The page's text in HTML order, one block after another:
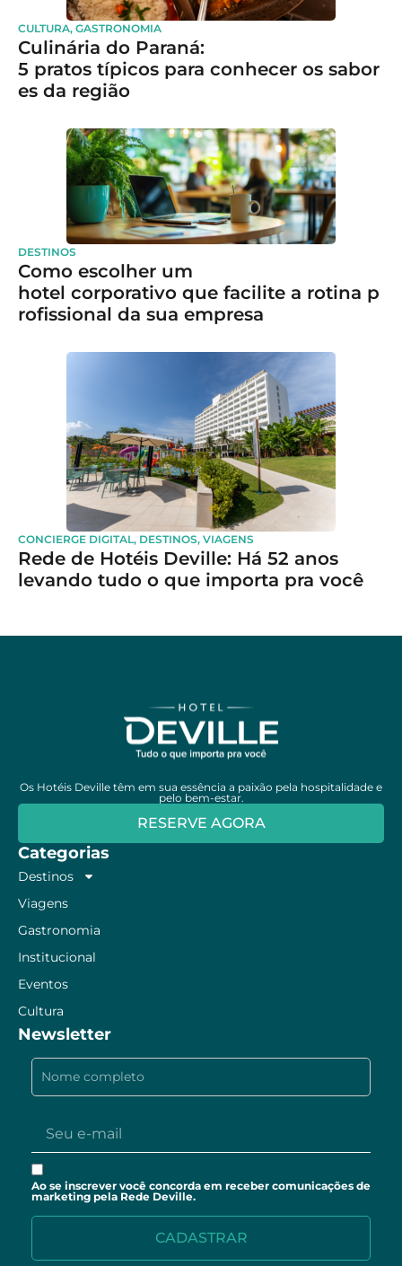
CULTURA, GASTRONOMIA
Culinária do Paraná:
5 pratos típicos para conhecer os sabor
es da região
DESTINOS
Como escolher um
hotel corporativo que facilite a rotina p
rofissional da sua empresa
CONCIERGE DIGITAL, DESTINOS, VIAGENS
Rede de Hotéis Deville: Há 52 anos
levando tudo o que importa pra você
Os Hotéis Deville têm em sua essência a paixão pela hospitalidade e
pelo bem-estar.
RESERVE AGORA
Categorias
Destinos
Viagens
Gastronomia
Institucional
Eventos
Cultura
Newsletter
Ao se inscrever você concorda em receber comunicações de
marketing pela Rede Deville.